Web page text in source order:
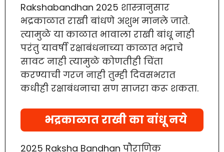
Rakshabandhan 2025 शास्त्रानुसार
भद्रकाळात राखी बांधणे अशुभ मानले जाते.
त्यामुळे या काळात भावाला राखी बांधू नाही
परंतु यावर्षी रक्षाबंधनाच्या काळात भद्राचे
सावट नाही त्यामुळे कोणतीही चिंता
करण्याची गरज नाही तुम्ही दिवसभरात
कधीही रक्षाबंधनाचा सण साजरा करू शकता.
भद्रकाळात राखी का बांधू नये
2025 Raksha Bandhan पौराणिक